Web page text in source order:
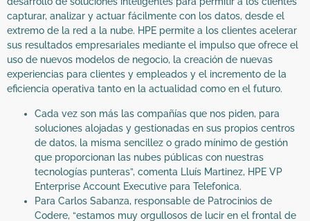
capturar, analizar y actuar fácilmente con los datos, desde el
extremo de la red a la nube. HPE permite a los clientes acelerar
sus resultados empresariales mediante el impulso que ofrece el
uso de nuevos modelos de negocio, la creación de nuevas
experiencias para clientes y empleados y el incremento de la
eficiencia operativa tanto en la actualidad como en el futuro.
Cada vez son más las compañías que nos piden, para
soluciones alojadas y gestionadas en sus propios centros
de datos, la misma sencillez o grado mínimo de gestión
que proporcionan las nubes públicas con nuestras
tecnologías punteras”, comenta Lluís Martinez, HPE VP
Enterprise Account Executive para Telefonica.
Para Carlos Sabanza, responsable de Patrocinios de
Codere, “estamos muy orgullosos de lucir en el frontal de